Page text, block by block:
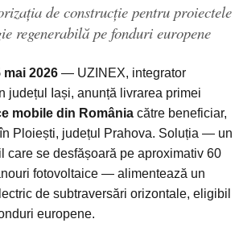
de construcție pentru proiectele
regenerabilă pe fonduri europene
2026 — UZINEX, integrator
județul Iași, anunță livrarea primei
mobile din România către beneficiar,
Ploiești, județul Prahova. Soluția — un
care se desfășoară pe aproximativ 60
fotovoltaice — alimentează un
de subtraversări orizontale, eligibil
europene.